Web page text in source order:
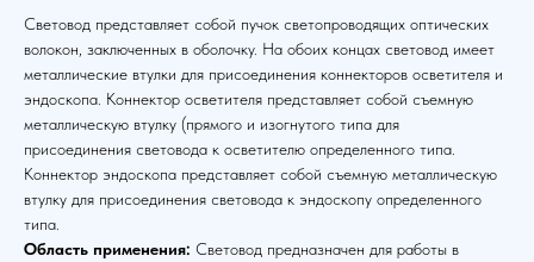
Световод представляет собой пучок светопроводящих оптических
волокон, заключенных в оболочку. На обоих концах световод имеет
металлические втулки для присоединения коннекторов осветителя и
эндоскопа. Коннектор осветителя представляет собой съемную
металлическую втулку (прямого и изогнутого типа для
присоединения световода к осветителю определенного типа.
Коннектор эндоскопа представляет собой съемную металлическую
втулку для присоединения световода к эндоскопу определенного
типа.
Область применения: Световод предназначен для работы в